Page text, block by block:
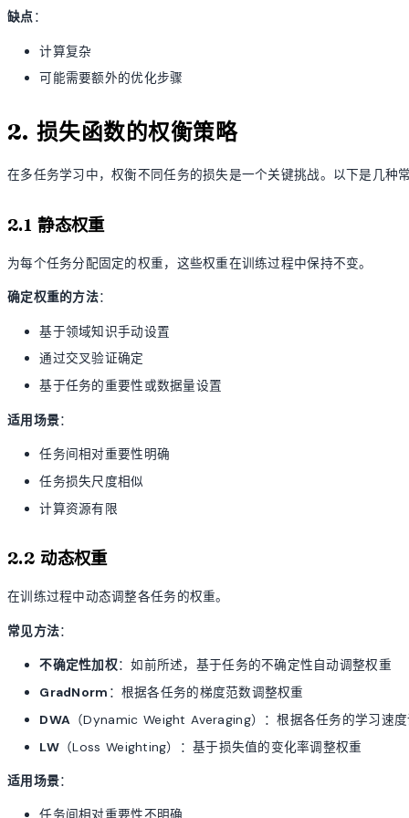
缺点 ：
计算复杂
可能需要额外的优化步骤
2. 损失函数的权衡策略
在多任务学习中，权衡不同任务的损失是一个关键挑战。以下是几种
2.1 静态权重
为每个任务分配固定的权重，这些权重在训练过程中保持不变。
确定权重的方法：
基于领域知识手动设置
通过交叉验证确定
基于任务的重要性或数据量设置
适用场景：
任务间相对重要性明确
任务损失尺度相似
计算资源有限
2.2 动态权重
在训练过程中动态调整各任务的权重。
常见方法：
不确定性加权：如前所述，基于任务的不确定性自动调整权重
GradNorm ：根据各任务的梯度范数调整权重
DWA （Dynamic Weight Averaging）：根据各任务的学习速
LW（Loss Weighting）：基于损失值的变化率调整权重
适用场景：
任务间相对重要性不明确